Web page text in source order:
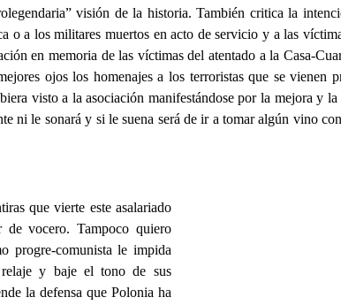
visión de la historia. También critica la
o a los militares muertos en acto de servicio y a las
en memoria de las víctimas del atentado a la Casa-
ojos los homenajes a los terroristas que se vienen
visto a la asociación manifestándose por la mejora y
ni le sonará y si le suena será de ir a tomar algún vino
que vierte este asalariado
de vocero. Tampoco quiero
progre-comunista le impida
y baje el tono de sus
la defensa que Polonia ha